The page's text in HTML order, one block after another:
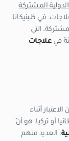
الدولية المشتركة
في كلينيكانا
التي
فيعلاجات
أثناء
أو تركيا، هو أنّ
: العديد منهم